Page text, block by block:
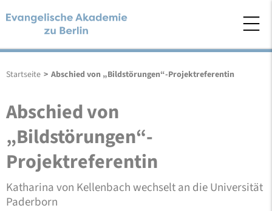
Startseite > Abschied von „Bildstörungen“-Projektreferentin
Abschied von
„Bildstörungen“-
Projektreferentin
Katharina von Kellenbach wechselt an die Universität
Paderborn